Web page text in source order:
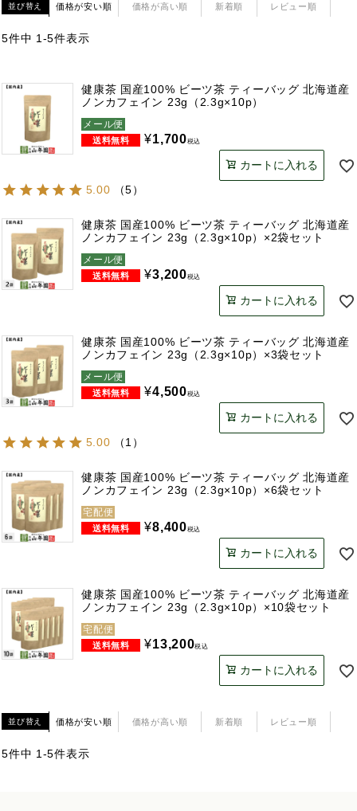
並び替え 価格が安い順 価格が高い順 新着順 レビュー順
5件中 1 -5件表示
健康茶 国産100% ビーツ茶 ティーバッグ 北海道産
ノンカフェイン 23g（2.3g×10p）
メール便
¥1,700税込
カートに入れる
5.00
（5）
健康茶 国産100% ビーツ茶 ティーバッグ 北海道産
ノンカフェイン 23g（2.3g×10p）×2袋セット
メール便
¥3,200税込
カートに入れる
健康茶 国産100% ビーツ茶 ティーバッグ 北海道産
ノンカフェイン 23g（2.3g×10p）×3袋セット
メール便
¥4,500税込
カートに入れる
5.00
（1 ）
健康茶 国産100% ビーツ茶 ティーバッグ 北海道産
ノンカフェイン 23g（2.3g×10p）×6袋セット
宅配便
¥8,400税込
カートに入れる
健康茶 国産100% ビーツ茶 ティーバッグ 北海道産
ノンカフェイン 23g（2.3g×10p）×10袋セット
宅配便
¥13,200税込
カートに入れる
並び替え 価格が安い順 価格が高い順 新着順 レビュー順
5件中 1 -5件表示